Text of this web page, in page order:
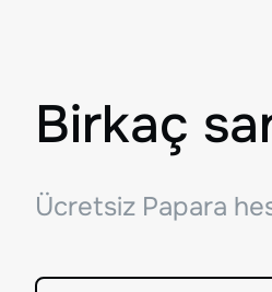
Birkaç
Ücretsiz Papara